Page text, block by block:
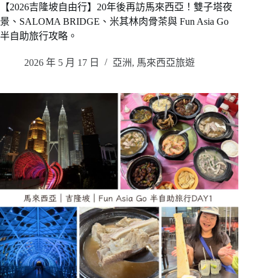
【2026吉隆坡自由行】20年後再訪馬來西亞！雙子塔夜
景、SALOMA BRIDGE、米其林肉骨茶與 Fun Asia Go
半自助旅行攻略。
2026 年 5 月 17 日 亞洲, 馬來西亞旅遊